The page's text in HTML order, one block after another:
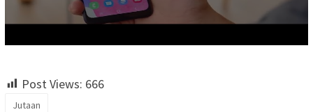
Post Views: 666
Jutaan